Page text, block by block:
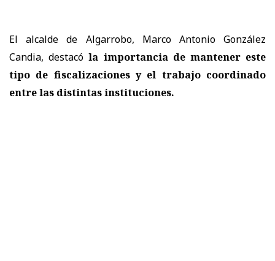
El alcalde de Algarrobo, Marco Antonio González
Candia, destacó la importancia de mantener este
tipo de fiscalizaciones y el trabajo coordinado
entre las distintas instituciones.